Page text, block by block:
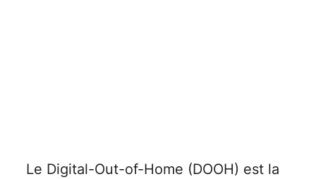
Le Digital-Out-of-Home (DOOH) est la